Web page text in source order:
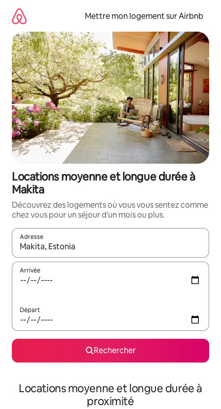
directement
contenu
Mettre mon logement sur Airbnb
Locations moyenne et longue durée à
Makita
Découvrez des logements où vous vous sentez comme
chez vous pour un séjour d'un mois ou plus.
Adresse
Lorsque les résultats s'affichent, utilisez les flèches vers le
Arrivée
Départ
Rechercher
Locations moyenne et longue durée à
proximité